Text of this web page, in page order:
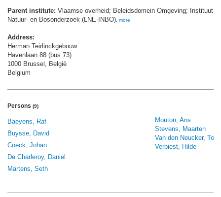
Parent institute: Vlaamse overheid; Beleidsdomein Omgeving; Instituut
Natuur- en Bosonderzoek (LNE-INBO) more
Address:
Herman Teirlinckgebouw
Havenlaan 88 (bus 73)
1000 Brussel, België
Belgium
Persons (9)
Baeyens, Raf
Buysse, David
Coeck, Johan
De Charleroy, Daniel
Martens, Seth
Mouton, Ans
Stevens, Maarten
Van den Neucker, Tom
Verbiest, Hilde